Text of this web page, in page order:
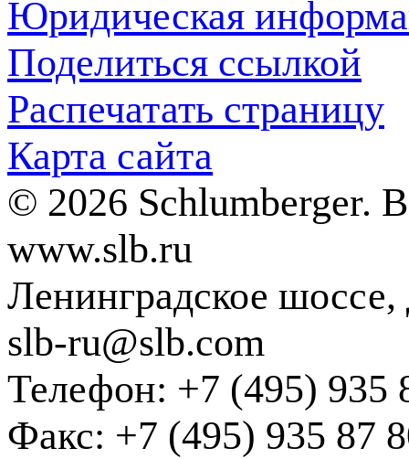
Юридическая
Поделиться ссылкой
Распечатать страницу
Карта сайта
© 2026 Schlumberger.
www.slb.ru
Ленинградское
slb-ru@slb.com
Телефон: +7 (495) 935
Факс: +7 (495) 935 87